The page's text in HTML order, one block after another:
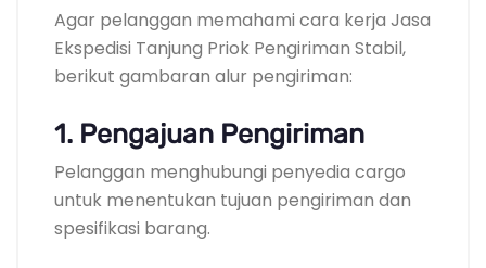
Agar pelanggan memahami cara kerja Jasa
Ekspedisi Tanjung Priok Pengiriman Stabil,
berikut gambaran alur pengiriman:
1. Pengajuan Pengiriman
Pelanggan menghubungi penyedia cargo
untuk menentukan tujuan pengiriman dan
spesifikasi barang.